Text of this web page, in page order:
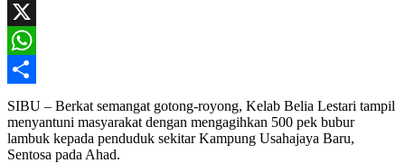
Facebook
X
WhatsApp
Share
SIBU – Berkat semangat gotong-royong, Kelab Belia Lestari tampil
menyantuni masyarakat dengan mengagihkan 500 pek bubur
lambuk kepada penduduk sekitar Kampung Usahajaya Baru,
Sentosa pada Ahad.